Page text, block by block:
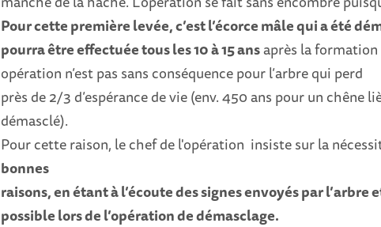
Pour cette première levée, c’est l’écorce mâle qui a été
pourra être effectuée tous les 10 à 15 ansaprès la formation
opération n’est pas sans conséquence pour l’arbre qui perd
près de 2/3 d’espérance de vie (env. 450 ans pour un chêne
démasclé).
Pour cette raison, le chef de l'opération insiste sur la
bonnes
raisons, en étant à l’écoute des signes envoyés par
possible lors de l’opération de démasclage.